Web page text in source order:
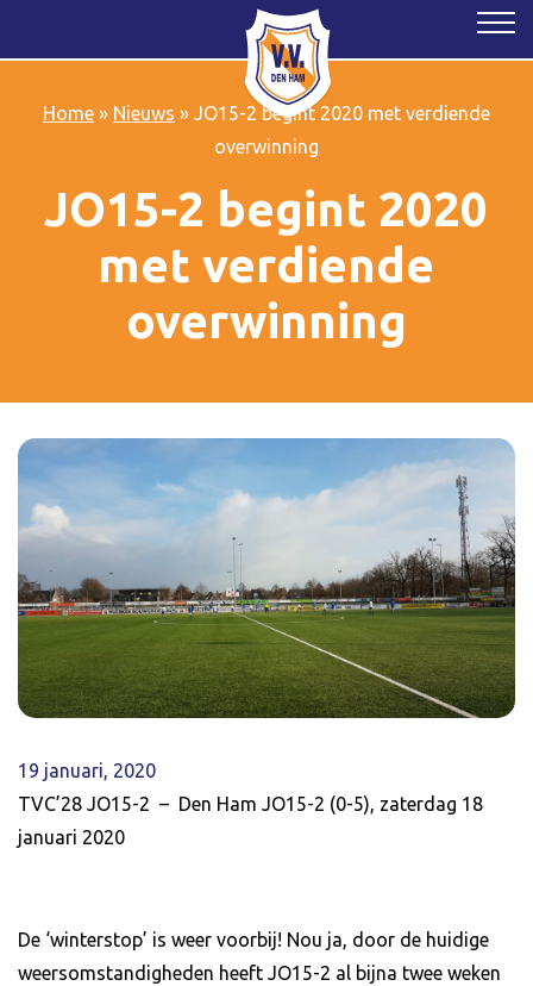
Home» Nieuws » JO15-2 begint 2020 met verdiende
overwinning
JO15-2 begint 2020
met verdiende
overwinning
19 januari, 2020
TVC’28 JO15-2 – Den Ham JO15-2 (0-5), zaterdag 18
januari 2020
De ‘winterstop’ is weer voorbij! Nou ja, door de huidige
weersomstandigheden heeft JO15-2 al bijna twee weken